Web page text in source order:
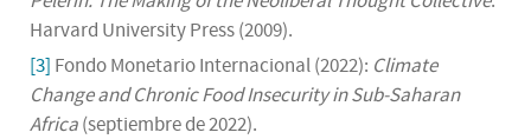
Harvard University Press (2009).
[3] Fondo Monetario Internacional (2022): Climate
Change and Chronic Food Insecurity in Sub-Saharan
Africa(septiembre de 2022).